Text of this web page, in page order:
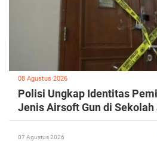
08 Agustus 2026
Polisi Ungkap Identitas
Jenis Airsoft Gun di
07 Agustus 2026